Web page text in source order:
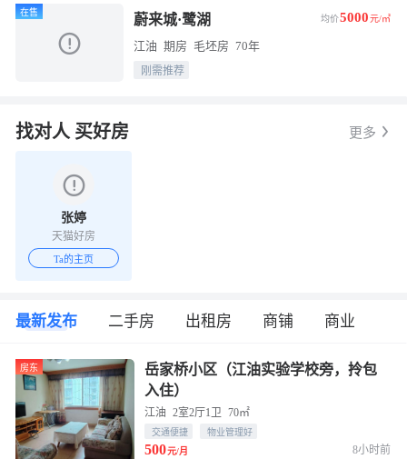
在售 蔚来城·鹭湖 均价5000元/㎡
江油 期房 毛坯房 70年
刚需推荐
找对人 买好房 更多
张婷
天猫好房
Ta的主页
最新发布 二手房 出租房 商铺 商业
房东
岳家桥小区（江油实验学校旁，拎包
入住）
江油 2室2厅1卫 70㎡
交通便捷 物业管理好
500元/月 8小时前